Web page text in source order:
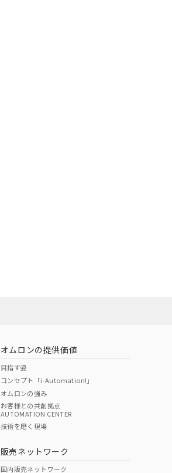
O
オムロンの提供価値
目指す姿
コンセプト「i-Automation!」
オムロンの強み
お客様との共創拠点
AUTOMATION CENTER
技術を磨く現場
販売ネットワーク
国内販売ネットワーク